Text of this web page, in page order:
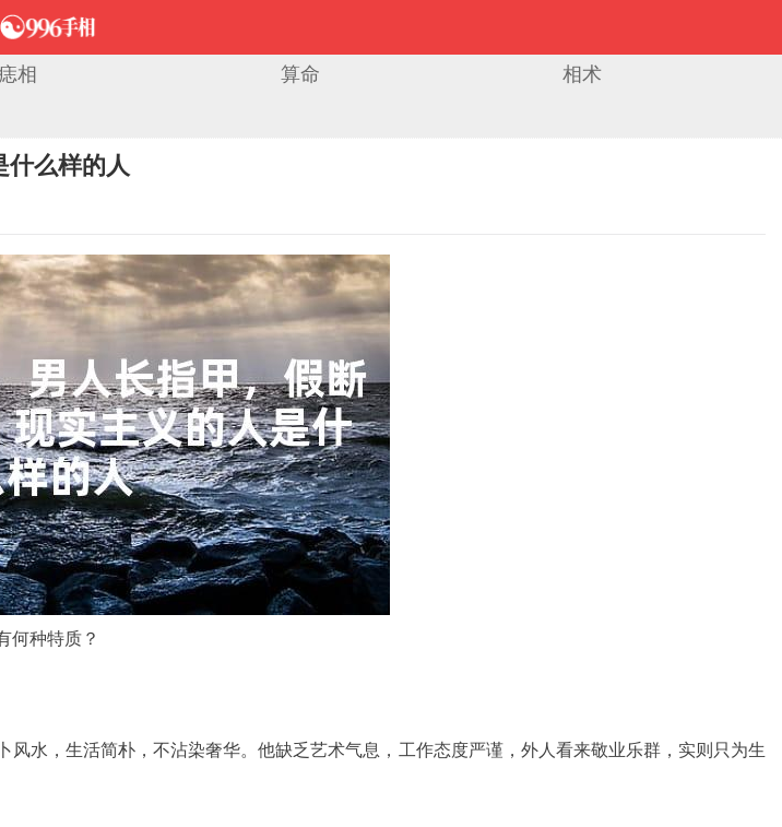
相 算命
相术
什么样的人
何种特质？
水，生活简朴，不沾染奢华。他缺乏艺术气息，工作态度严谨，外人看来敬业乐群，实则只为生